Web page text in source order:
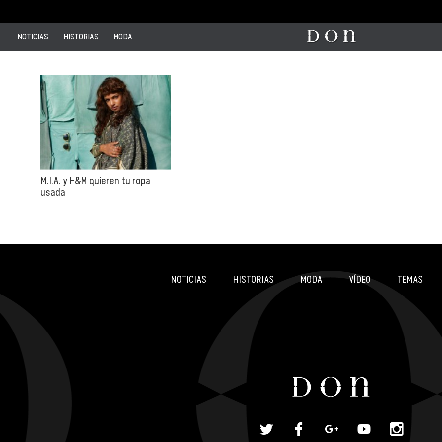
NOTICIAS HISTORIAS MODA
M.I.A. y H&M quieren tu ropa
usada
NOTICIAS HISTORIAS MODA VÍDEO TEMAS